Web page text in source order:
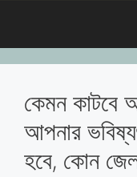
কেমন কাটবে
আপনার
হবে, কোন